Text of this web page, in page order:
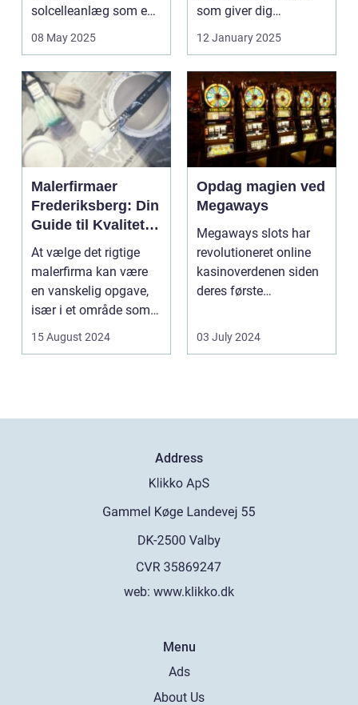
solcelleanlæg som en
bæred...
08 May 2025
som giver dig
mulighed for ...
12 January 2025
Malerfirmaer
Frederiksberg: Din
Guide til Kvalitet
og Service
At vælge det rigtige
malerfirma kan være
en vanskelig opgave,
især i et område som
Frederiksberg, hv...
15 August 2024
Opdag magien ved
Megaways
Megaways slots har
revolutioneret online
kasinoverdenen siden
deres første
spillea...
03 July 2024
Address
web: www.klikko.dk
Menu
Ads
About Us